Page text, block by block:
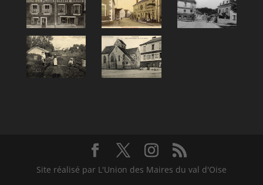
Site réalisé par L'Union des Maires du val d'Oise